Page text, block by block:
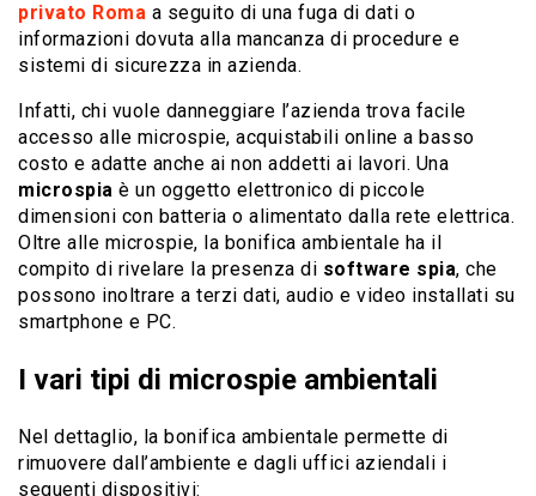
privato Roma a seguito di una fuga di dati o
informazioni dovuta alla mancanza di procedure e
sistemi di sicurezza in azienda.
Infatti, chi vuole danneggiare l’azienda trova facile
accesso alle microspie, acquistabili online a basso
costo e adatte anche ai non addetti ai lavori. Una
microspia è un oggetto elettronico di piccole
dimensioni con batteria o alimentato dalla rete elettrica.
Oltre alle microspie, la bonifica ambientale ha il
compito di rivelare la presenza di software spia, che
possono inoltrare a terzi dati, audio e video installati su
smartphone e PC.
I vari tipi di microspie ambientali
Nel dettaglio, la bonifica ambientale permette di
rimuovere dall’ambiente e dagli uffici aziendali i
seguenti dispositivi: